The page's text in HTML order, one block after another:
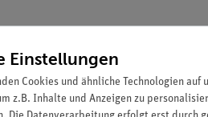
2 - Geld enthält 11 didaktisch
internetfähigen Endgeräten
Aufgabe
Einstellungen
Cookies und ähnliche Technologien
z.B. Inhalte und Anzeigen zu